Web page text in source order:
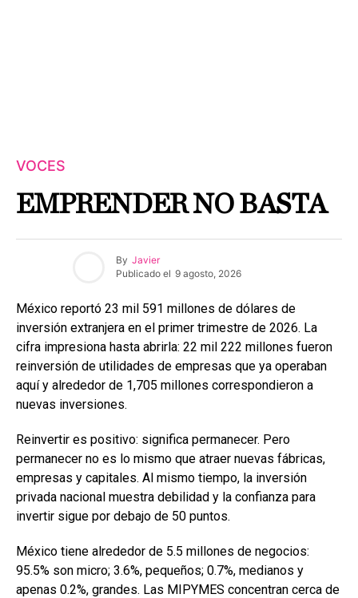
VOCES
EMPRENDER NO BASTA
By Javier
Publicado el 9 agosto, 2026
México reportó 23 mil 591 millones de dólares de
inversión extranjera en el primer trimestre de 2026. La
cifra impresiona hasta abrirla: 22 mil 222 millones fueron
reinversión de utilidades de empresas que ya operaban
aquí y alrededor de 1,705 millones correspondieron a
nuevas inversiones.
Reinvertir es positivo: significa permanecer. Pero
permanecer no es lo mismo que atraer nuevas fábricas,
empresas y capitales. Al mismo tiempo, la inversión
privada nacional muestra debilidad y la confianza para
invertir sigue por debajo de 50 puntos.
México tiene alrededor de 5.5 millones de negocios:
95.5% son micro; 3.6%, pequeños; 0.7%, medianos y
apenas 0.2%, grandes. Las MIPYMES concentran cerca de